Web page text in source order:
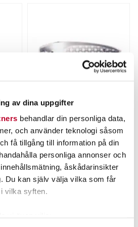
av dina uppgifter
behandlar din personliga data,
och använder teknologi såsom
få tillgång till information på din
personliga annonser och
åskådarinsikter
Du kan själv välja vilka som får
vilka syften.
:
APEX 4"/10cm.
Nuvarande pris:
129,00 krTidigare pris:
199,00 kr
129,00 kr
199,00 kr